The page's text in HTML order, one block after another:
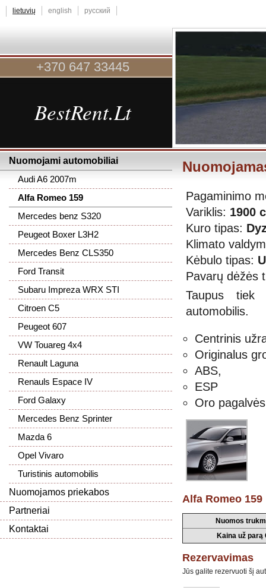
lietuvių english русский
+370 647 33445
BestRent.Lt
Nuomojami automobiliai
Audi A6 2007m
Alfa Romeo 159
Mercedes benz S320
Peugeot Boxer L3H2
Mercedes Benz CLS350
Ford Transit
Subaru Impreza WRX STI
Citroen C5
Peugeot 607
VW Touareg 4x4
Renault Laguna
Renauls Espace IV
Ford Galaxy
Mercedes Benz Sprinter
Mazda 6
Opel Vivaro
Turistinis automobilis
Nuomojamos priekabos
Partneriai
Kontaktai
Pagaminimo
Variklis: 1900
Kuro tipas:
Klimato
Kėbulo tipas:
Pavarų dėžės
Taupus tiek
automobilis.
Centrinis
Originalus
ABS,
ESP
Oro
Alfa Romeo
Nuomos
Kaina už parą
Rezervavimas
Jūs galite rezervuoti šį